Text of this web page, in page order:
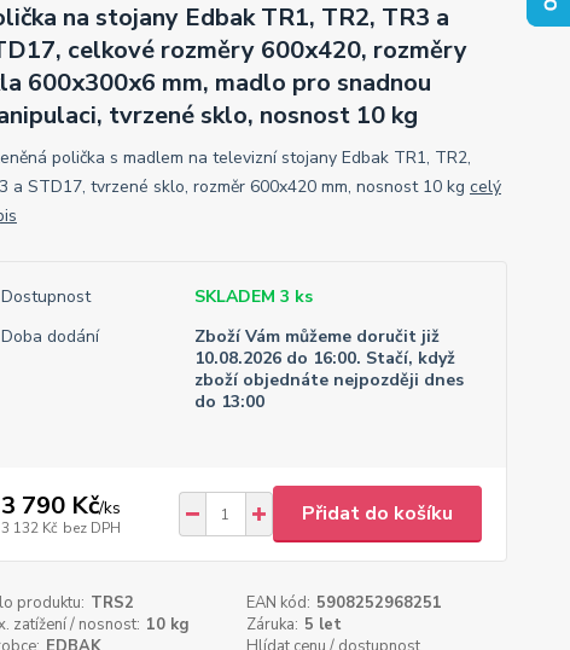
na stojany Edbak TR1, TR2, TR3 a
celkové rozměry 600x420, rozměry
600x300x6 mm, madlo pro snadnou
tvrzené sklo, nosnost 10 kg
polička s madlem na televizní stojany Edbak TR1, TR2,
a STD17, tvrzené sklo, rozměr 600x420 mm, nosnost 10 kg celý
Dostupnost
SKLADEM 3 ks
Doba dodání
Zboží Vám můžeme doručit již
10.08.2026 do 16:00. Stačí, když
zboží objednáte nejpozději dnes
do 13:00
3 790 Kč/ks
3 132 Kč bez DPH
Přidat do košíku
produktu: TRS2 EAN kód: 5908252968251
zatížení / nosnost: 10 kg Záruka: 5 let